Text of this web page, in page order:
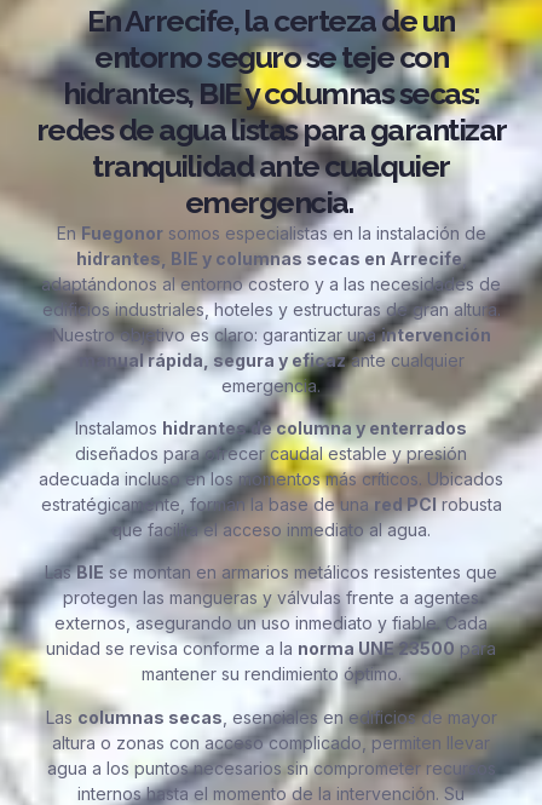
En Arrecife, la certeza de un
entorno seguro se teje con
hidrantes, BIE y columnas secas:
redes de agua listas para garantizar
tranquilidad ante cualquier
emergencia.
EnFuegonorsomos especialistas en la instalación de
hidrantes, BIE y columnas secas en Arrecife,
adaptándonos al entorno costero y a las necesidades de
edificios industriales, hoteles y estructuras de gran altura.
Nuestro objetivo es claro: garantizar unaintervención
manual rápida, segura y eficazante cualquier
emergencia.
Instalamos hidrantes de columna y enterrados
diseñados para ofrecer caudal estable y presión
adecuada incluso en los momentos más críticos. Ubicados
estratégicamente, forman la base de una red PCIrobusta
que facilita el acceso inmediato al agua.
LasBIE se montan en armarios metálicos resistentes que
protegen las mangueras y válvulas frente a agentes
externos, asegurando un uso inmediato y fiable. Cada
unidad se revisa conforme a la norma UNE 23500para
mantener su rendimiento óptimo.
Las columnas secas , esenciales en edificios de mayor
altura o zonas con acceso complicado, permiten llevar
agua a los puntos necesarios sin comprometer recursos
internos hasta el momento de la intervención. Su